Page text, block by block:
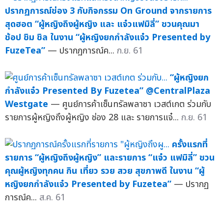
ปรากฏการณ์ช่อง 3 กับกิจกรรม On Ground จากรายการ
สุดฮอต “ผู้หญิงถึงผู้หญิง และ แจ๋วแฟมิลี่” ชวนคุณมา
ช้อป ชิม ชิล ในงาน “ผู้หญิงยกกำลังแจ๋ว Presented by
FuzeTea” — ปรากฏการณ์ค... ก.ย. 61
“ผู้หญิงยก
กำลังแจ๋ว Presented By Fuzetea” @CentralPlaza
Westgate — ศูนย์การค้าเซ็นทรัลพลาซา เวสต์เกต ร่วมกับ
รายการผู้หญิงถึงผู้หญิง ช่อง 28 และ รายการแจ๋... ก.ย. 61
ครั้งแรกที่
รายการ “ผู้หญิงถึงผู้หญิง” และรายการ “แจ๋ว แฟมิลี่” ชวน
คุณผู้หญิงทุกคน กิน เที่ยว รวย สวย สุขภาพดี ในงาน “ผู้
หญิงยกกำลังแจ๋ว Presented by Fuzetea” — ปรากฏ
การณ์ค... ส.ค. 61